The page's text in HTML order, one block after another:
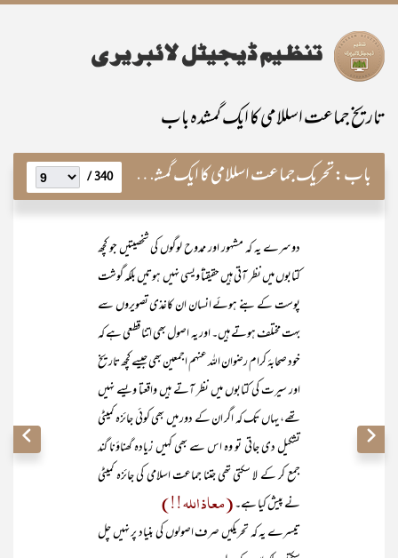
تاریخ جماعت اسللامی کا ایک گمشدہ باب
باب:تحریک جماعت اسللامی کا ایک گمشدہ باب ’’نقض غزل‘‘ 340 /
دوسرے یہ کہ مشہور اور ممدوح لوگوں کی شخصیتیں جو کچھ
کتابوں میں نظر آتی ہیں حقیقتاً ویسی نہیں ہوتیں بلکہ گوشت
پوست کے بنے ہوئے انسان ان کاغذی تصویروں سے
بہت مختلف ہوتے ہیں۔ اور یہ اصول بھی اتنا قطعی ہے کہ
خود صحابۂ کرام رضوان اللہ عنہم اجمعین بھی جیسے کچھ تاریخ
اور سیرت کی کتابوں میں نظر آتے ہیں واقعتا ویسے نہیں
تھے، یہاں تک کہ اگر ان کے دور میں بھی کوئی جائزہ کمیٹی
تشکیل دی جاتی تو وہ اس سے بھی کہیں زیادہ گھناؤنا گند
جمع کر کے لا سکتی تھی جتنا جماعت اسلامی کی جائزہ کمیٹی
نے پیش کیا ہے۔(معاذ اللہ !!)
تیسرے یہ کہ تحریکیں صرف اصولوں کی بنیاد پر نہیں چل